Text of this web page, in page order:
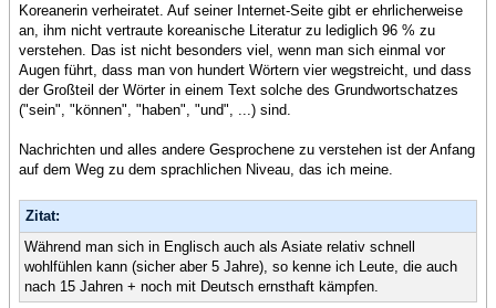
Koreanerin verheiratet. Auf seiner Internet-Seite gibt er ehrlicherweise
an, ihm nicht vertraute koreanische Literatur zu lediglich 96 % zu
verstehen. Das ist nicht besonders viel, wenn man sich einmal vor
Augen führt, dass man von hundert Wörtern vier wegstreicht, und dass
der Großteil der Wörter in einem Text solche des Grundwortschatzes
("sein", "können", "haben", "und", ...) sind.
Nachrichten und alles andere Gesprochene zu verstehen ist der Anfang
auf dem Weg zu dem sprachlichen Niveau, das ich meine.
Zitat:
Während man sich in Englisch auch als Asiate relativ schnell
wohlfühlen kann (sicher aber 5 Jahre), so kenne ich Leute, die auch
nach 15 Jahren + noch mit Deutsch ernsthaft kämpfen.